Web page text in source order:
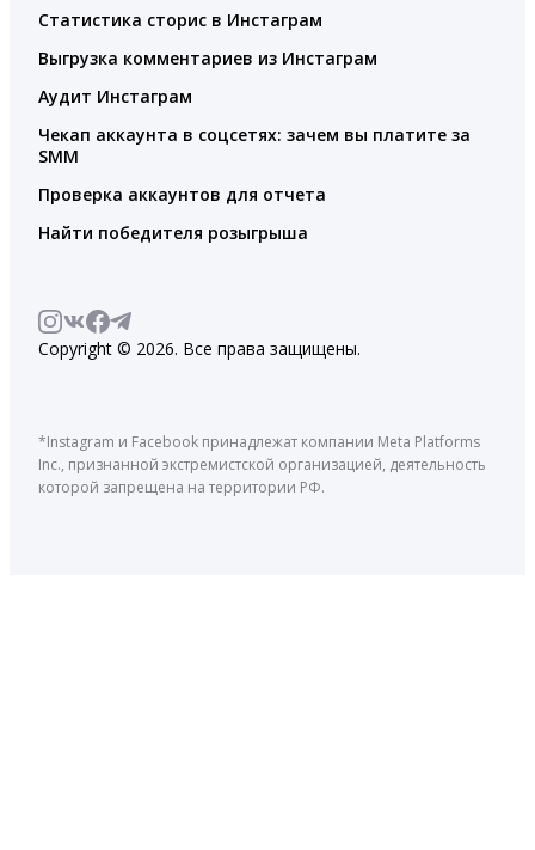
Статистика сторис в Инстаграм
Выгрузка комментариев из Инстаграм
Аудит Инстаграм
Чекап аккаунта в соцсетях: зачем вы платите за
SMM
Проверка аккаунтов для отчета
Найти победителя розыгрыша
Copyright © 2026. Все права защищены.
*Instagram и Facebook принадлежат компании Meta Platforms
Inc., признанной экстремистской организацией, деятельность
которой запрещена на территории РФ.